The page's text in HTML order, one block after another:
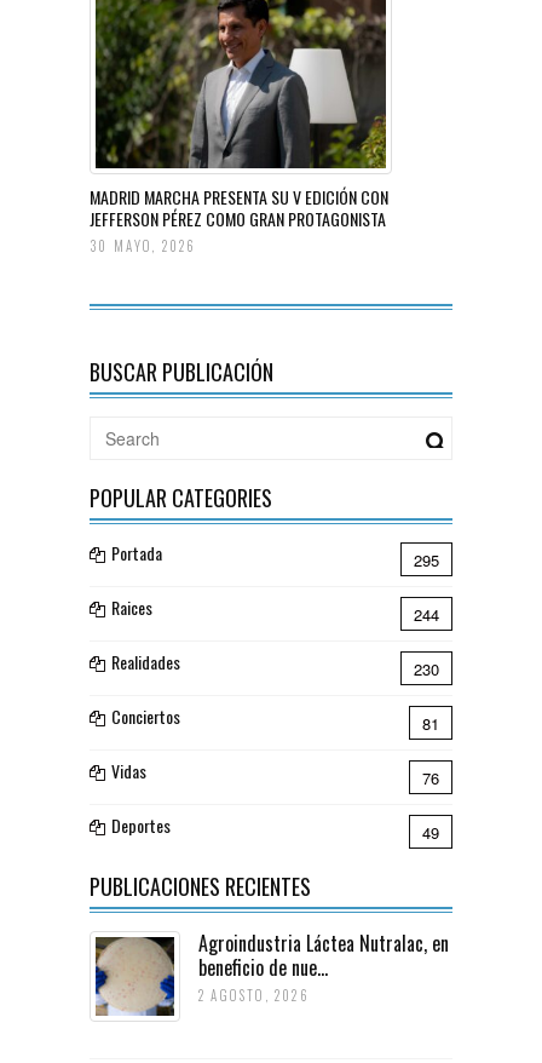
MADRID MARCHA PRESENTA SU V EDICIÓN CON
JEFFERSON PÉREZ COMO GRAN PROTAGONISTA
30 MAYO, 2026
BUSCAR PUBLICACIÓN
POPULAR CATEGORIES
Portada 295
Raices 244
Realidades 230
Conciertos 81
Vidas 76
Deportes 49
PUBLICACIONES RECIENTES
Agroindustria Láctea Nutralac, en
beneficio de nue...
2 AGOSTO, 2026